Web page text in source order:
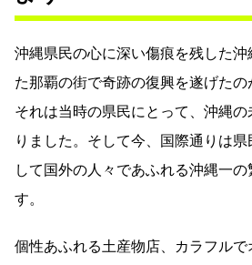
沖縄県民の心に深い傷痕を残した
た那覇の街で奇跡の復興を遂げたの
それは当時の県民にとって、沖縄
りました。そして今、国際通りは
して国外の人々であふれる沖縄一の
す。
個性あふれる土産物店、カラフルで